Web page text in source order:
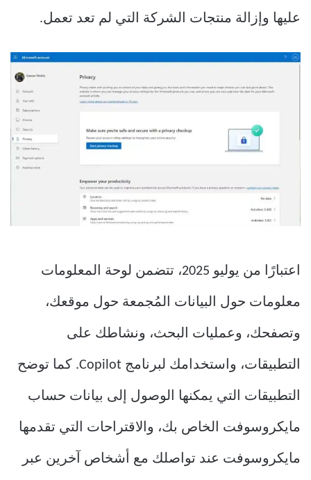
عليها وإزالة منتجات الشركة التي لم تعد تعمل.
اعتبارًا من يوليو 2025، تتضمن لوحة المعلومات
معلومات حول البيانات المُجمعة حول موقعك،
وتصفحك، وعمليات البحث، ونشاطك على
التطبيقات، واستخدامك لبرنامج Copilot. كما توضح
التطبيقات التي يمكنها الوصول إلى بيانات حساب
مايكروسوفت الخاص بك، والاقتراحات التي تقدمها
مايكروسوفت عند تواصلك مع أشخاص آخرين عبر